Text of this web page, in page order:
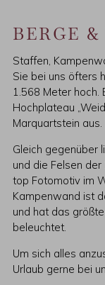
BERGE
Staffen,
Sie bei uns öfters
1.568 Meter hoch.
Hochplateau
Marquartstein aus.
Gleich gegenüber
und die Felsen
top Fotomotiv im
Kampenwand ist
und hat das
beleuchtet.
Um sich alles
Urlaub gerne bei